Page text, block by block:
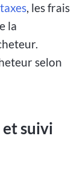
taxes, les frais
la
selon
et suivi